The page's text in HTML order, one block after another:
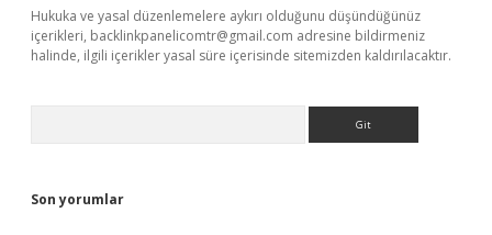
Hukuka ve yasal düzenlemelere aykırı olduğunu düşündüğünüz
içerikleri, backlinkpanelicomtr@gmail.com adresine bildirmeniz
halinde, ilgili içerikler yasal süre içerisinde sitemizden kaldırılacaktır.
Son yorumlar